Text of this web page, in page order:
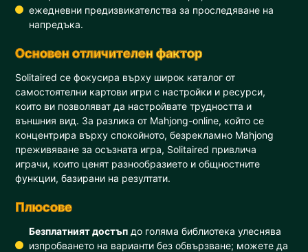
ежедневни предизвикателства за проследяване на
напредъка.
Основен отличителен фактор
Solitaired се фокусира върху широк каталог от
самостоятелни картови игри с настройки и ресурси,
които ви позволяват да настройвате трудността и
външния вид. За разлика от Mahjong-online, който се
концентрира върху спокойното, безрекламно Mahjong
преживяване за осъзната игра, Solitaired привлича
играчи, които ценят разнообразието и общностните
функции, базирани на резултати.
Плюсове
Безплатният достъп до голяма библиотека улеснява
изпробването на варианти без обвързване; можете да